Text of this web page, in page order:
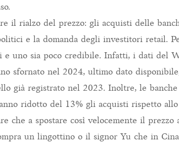
il rialzo del prezzo: gli acquisti delle
e la domanda degli investitori retail.
e uno sia poco credibile. Infatti, i dati del
sfornato nel 2024, ultimo dato
già registrato nel 2023. Inoltre, le banche
ridotto del 13% gli acquisti rispetto allo
che a spostare così velocemente il prezzo
un lingottino o il signor Yu che in